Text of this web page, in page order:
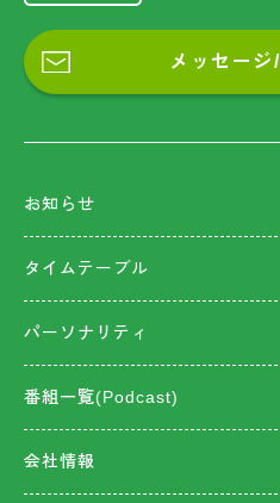
メッセージ
お知らせ
タイムテーブル
パーソナリティ
番組一覧(Podcast)
会社情報